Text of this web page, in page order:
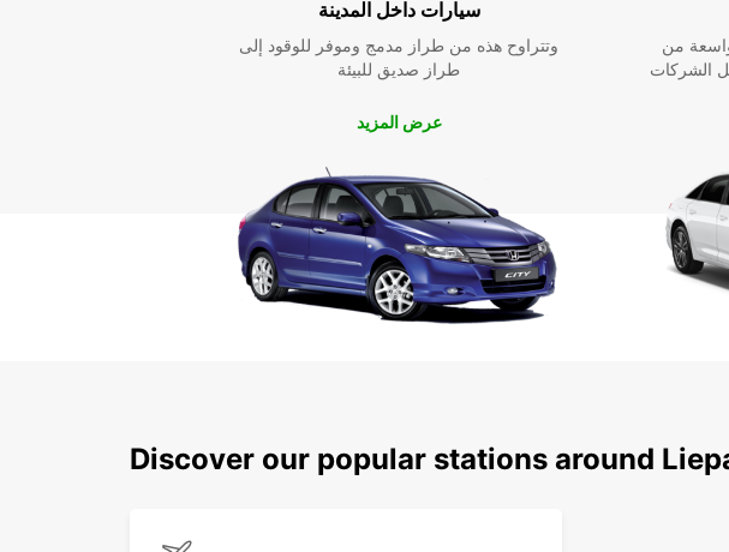
سيارات داخل المدينة
وتتراوح هذه من طراز مدمج وموفر للوقود إلى
طراز صديق للبيئة
عرض المزيد
من
الشركات
Discover our popular stations around